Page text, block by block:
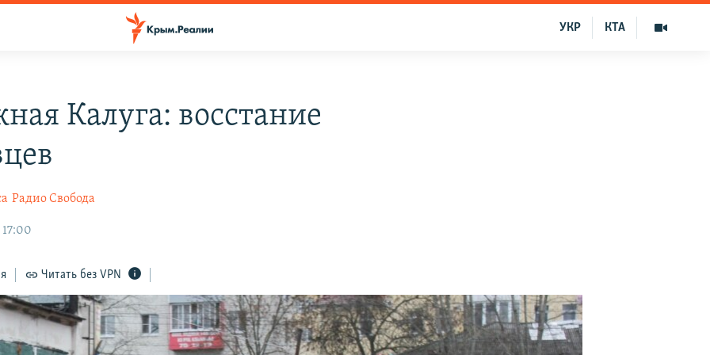
КТА
УКР
Калуга: восстание
Радио Свобода
17:00
Читать без VPN